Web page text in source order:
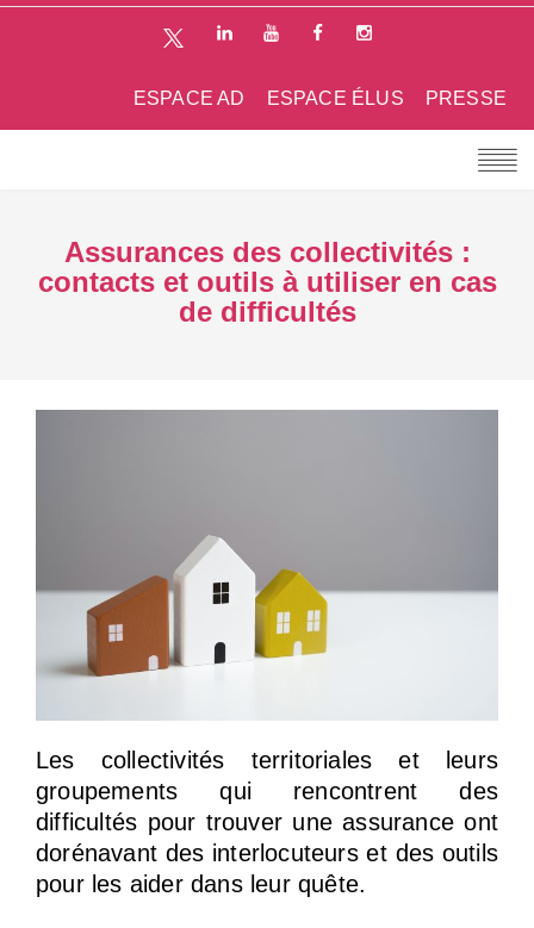
PRESSE
ESPACE ÉLUS
ESPACE AD
Assurances des collectivités :
contacts et outils à utiliser en cas
de difficultés
Les collectivités territoriales et leurs
groupements qui rencontrent des
difficultés pour trouver une assurance ont
dorénavant des interlocuteurs et des outils
pour les aider dans leur quête.